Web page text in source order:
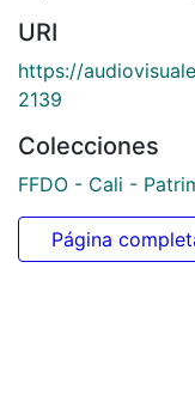
URI
https://
2139
Colecciones
FFDO - Cali -
Página